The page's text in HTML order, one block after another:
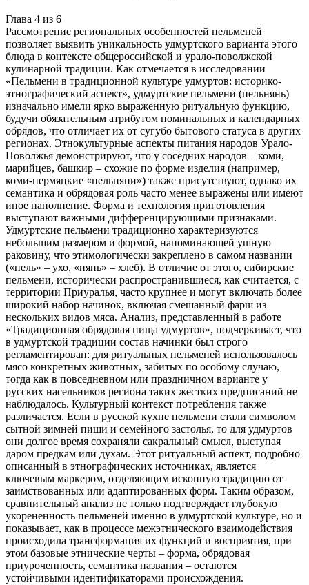
Глава 4 из 6
Рассмотрение региональных особенностей пельменей
позволяет выявить уникальность удмуртского варианта этого
блюда в контексте общероссийской и урало-поволжской
кулинарной традиции. Как отмечается в исследовании
«Пельмени в традиционной культуре удмуртов: историко-
этнографический аспект», удмуртские пельмени (пельнянь)
изначально имели ярко выраженную ритуальную функцию,
будучи обязательным атрибутом поминальных и календарных
обрядов, что отличает их от сугубо бытового статуса в других
регионах. Этнокультурные аспекты питания народов Урало-
Поволжья демонстрируют, что у соседних народов – коми,
марийцев, башкир – схожие по форме изделия (например,
коми-пермяцкие «пельняни») также присутствуют, однако их
семантика и обрядовая роль часто менее выражены или имеют
иное наполнение. Форма и технология приготовления
выступают важными дифференцирующими признаками.
Удмуртские пельмени традиционно характеризуются
небольшим размером и формой, напоминающей ушную
раковину, что этимологически закреплено в самом названии
(«пель» – ухо, «нянь» – хлеб). В отличие от этого, сибирские
пельмени, исторически распространившиеся, как считается, с
территории Приуралья, часто крупнее и могут включать более
широкий набор начинок, включая смешанный фарш из
нескольких видов мяса. Анализ, представленный в работе
«Традиционная обрядовая пища удмуртов», подчеркивает, что
в удмуртской традиции состав начинки был строго
регламентирован: для ритуальных пельменей использовалось
мясо конкретных животных, забитых по особому случаю,
тогда как в повседневном или праздничном варианте у
русских насельников региона таких жестких предписаний не
наблюдалось. Культурный контекст потребления также
различается. Если в русской кухне пельмени стали символом
сытной зимней пищи и семейного застолья, то для удмуртов
они долгое время сохраняли сакральный смысл, выступая
даром предкам или духам. Этот ритуальный аспект, подробно
описанный в этнографических источниках, является
ключевым маркером, отделяющим исконную традицию от
заимствованных или адаптированных форм. Таким образом,
сравнительный анализ не только подтверждает глубокую
укорененность пельменей именно в удмуртской культуре, но и
показывает, как в процессе межэтнического взаимодействия
происходила трансформация их функций и восприятия, при
этом базовые этнические черты – форма, обрядовая
приуроченность, семантика названия – остаются
устойчивыми идентификаторами происхождения.